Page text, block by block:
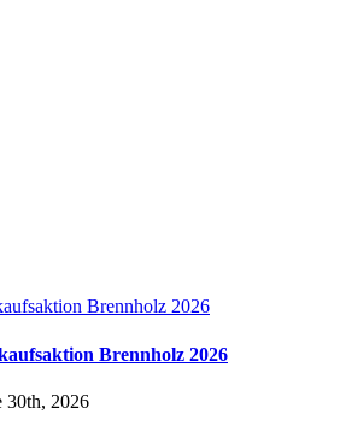
Brennholz 2026
Brennholz 2026
30th, 2026